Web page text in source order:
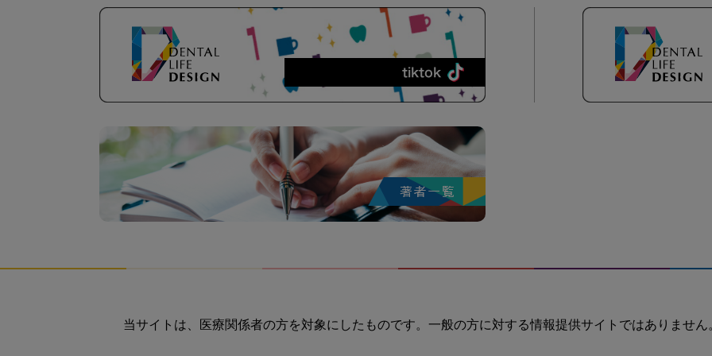
当サイトは、医療関係者の方を対象にしたものです。一般の方に対する情報提供サイトではありません